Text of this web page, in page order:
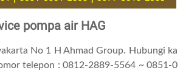
pompa air HAG
No 1 H Ahmad Group. Hubungi ka
telepon : 0812-2889-5564 ~ 0851-0